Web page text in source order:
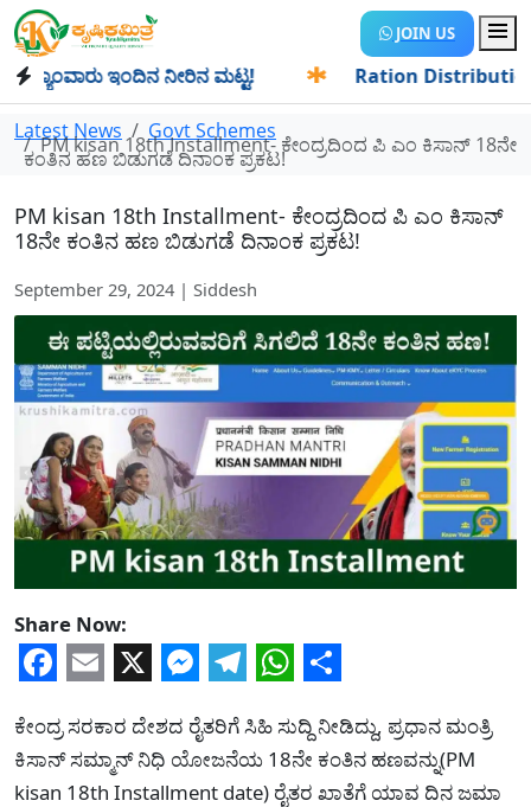
JOIN US
ಇಂದಿನ ನೀರಿನ ಮಟ್ಟ! Ration Distribution-
Latest News Govt Schemes
PM kisan 18th Installment- ಕೇಂದ್ರದಿಂದ ಪಿ ಎಂ ಕಿಸಾನ್ 18ನೇ
ಕಂತಿನ ಹಣ ಬಿಡುಗಡೆ ದಿನಾಂಕ ಪ್ರಕಟ!
PM kisan 18th Installment- ಕೇಂದ್ರದಿಂದ ಪಿ ಎಂ ಕಿಸಾನ್
18ನೇ ಕಂತಿನ ಹಣ ಬಿಡುಗಡೆ ದಿನಾಂಕ ಪ್ರಕಟ!
September 29, 2024 | Siddesh
Share Now:
Facebook
Email
X Messenger
Telegram
WhatsApp
Share
ಕೇಂದ್ರ ಸರಕಾರ ದೇಶದ ರೈತರಿಗೆ ಸಿಹಿ ಸುದ್ದಿ ನೀಡಿದ್ದು, ಪ್ರಧಾನ ಮಂತ್ರಿ
ಕಿಸಾನ್ ಸಮ್ಮಾನ್ ನಿಧಿ ಯೋಜನೆಯ 18ನೇ ಕಂತಿನ ಹಣವನ್ನು(PM
kisan 18th Installment date) ರೈತರ ಖಾತೆಗೆ ಯಾವ ದಿನ ಜಮಾ